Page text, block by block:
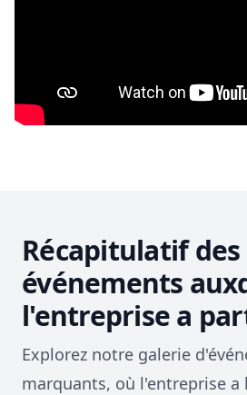
Récapitulatif des
événements
l'entreprise a
Explorez notre galerie
marquants, où l'entreprise a